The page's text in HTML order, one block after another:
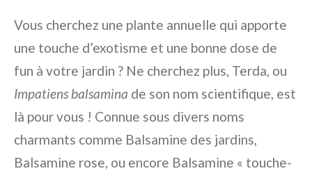
Vous cherchez une plante annuelle qui apporte
une touche d’exotisme et une bonne dose de
fun à votre jardin ? Ne cherchez plus, Terda, ou
Impatiens balsamina de son nom scientifique, est
là pour vous ! Connue sous divers noms
charmants comme Balsamine des jardins,
Balsamine rose, ou encore Balsamine « touche-